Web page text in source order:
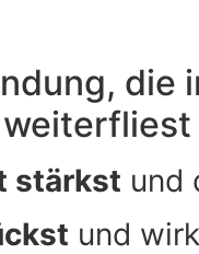
die
stärkst und
und